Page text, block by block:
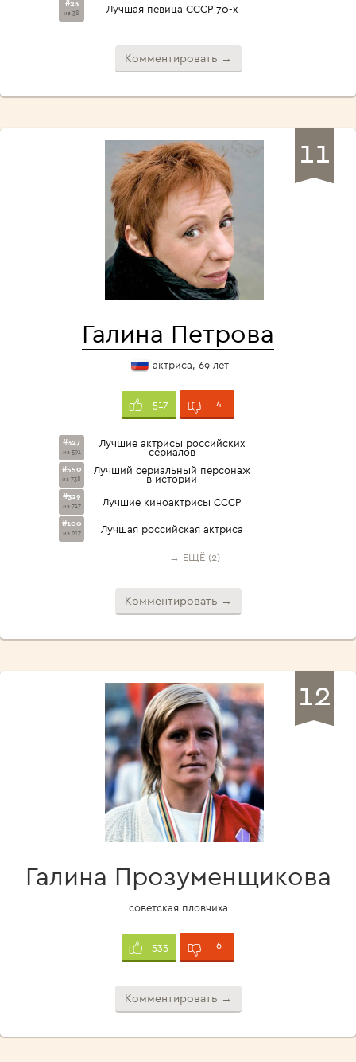
#23
из 38 Лучшая певица СССР 70-х
Комментировать →
11
Галина Петрова
актриса, 69 лет
517 4
#327
из 591
Лучшие актрисы российских
сериалов
#550
из 738
Лучший сериальный персонаж
в истории
#329
из 717 Лучшие киноактрисы СССР
#100
из 217 Лучшая российская актриса
→ ЕЩЁ (2)
Комментировать →
12
Галина Прозуменщикова
советская пловчиха
535 6
Комментировать →